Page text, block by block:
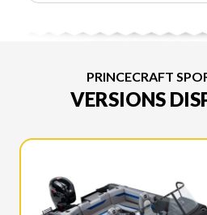
PRINCECRAFT
VERSIONS